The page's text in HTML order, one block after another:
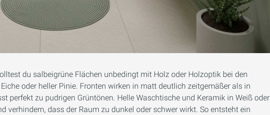
du salbeigrüne Flächen unbedingt mit Holz oder Holzoptik bei den
oder heller Pinie. Fronten wirken in matt deutlich zeitgemäßer als in
perfekt zu pudrigen Grüntönen. Helle Waschtische und Keramik in Weiß oder
verhindern, dass der Raum zu dunkel oder schwer wirkt. So entsteht ein